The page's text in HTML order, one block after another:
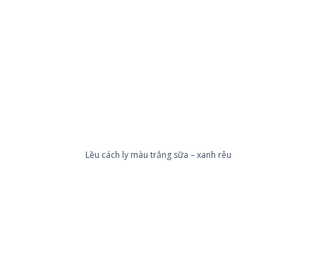
Lều cách ly màu trắng sữa – xanh rêu